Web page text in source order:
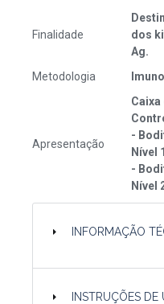
Finalidade
dos
Ag.
Metodologia
Apresentação
Caixa
-
Nível 1
-
Nível
INFORMAÇÃO
INSTRUÇÕES DE